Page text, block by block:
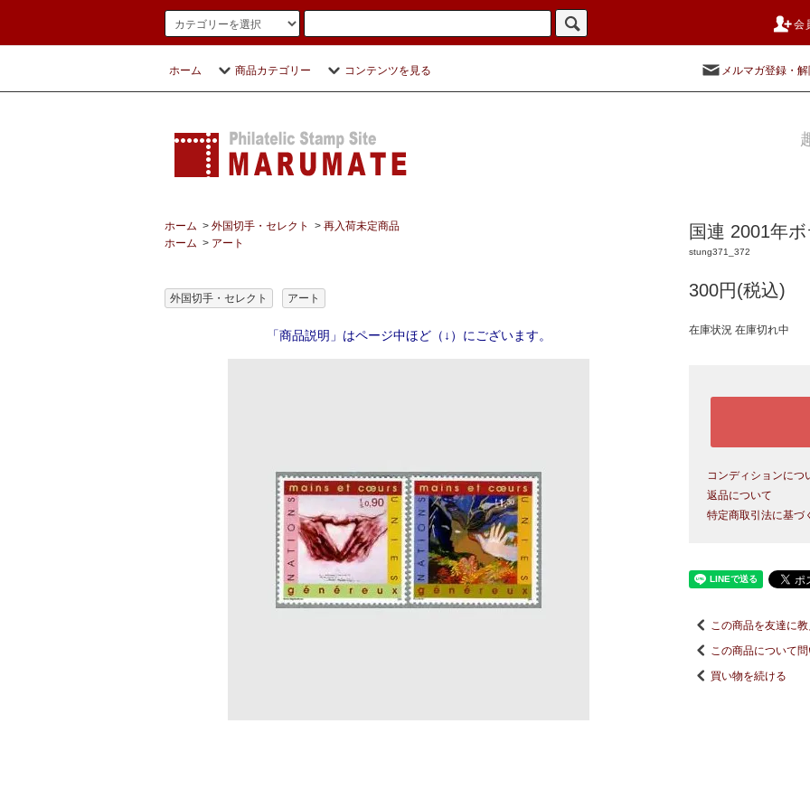
会
ホーム 商品カテゴリー コンテンツを見る メルマガ登録・
ホーム > 外国切手・セレクト > 再入荷未定商品
ホーム > アート
外国切手・セレクト アート
「商品説明」はページ中ほど（↓）にございます。
国連 2001年
stung371_372
300円(税込)
在庫状況 在庫切れ中
コンディションにつ
返品について
特定商取引法に基づ
この商品を友達に
この商品について
買い物を続ける